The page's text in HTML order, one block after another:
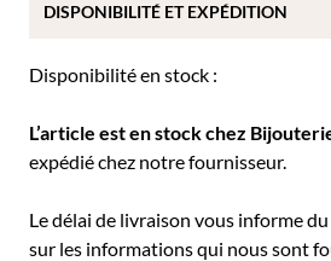
Disponibilité en stock :
L’article est en stock chez
expédié chez notre fournisseur.
Le délai de livraison vous informe
sur les informations qui nous sont
DISPONIBILITÉ ET EXPÉDITION